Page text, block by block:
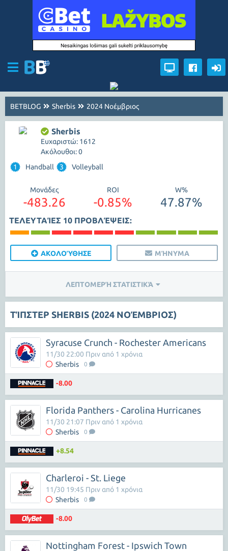
BETBLOG Sherbis 2024 Νοέμβριος
Sherbis
Ευχαριστώ: 1612
Ακόλουθοι: 0
1
Handball 3 Volleyball
Μονάδες
-483.26
ROI
-0.85%
W%
47.87%
ΤΕΛΕΥΤΑΊΕΣ 10 ΠΡΟΒΛΈΨΕΙΣ:
ΑΚΟΛΟΎΘΗΣΕ ΜΉΝΥΜΑ
ΛΕΠΤΟΜΕΡΉ ΣΤΑΤΙΣΤΙΚΆ
ΤΊΠΣΤΕΡ SHERBIS (2024 ΝΟΈΜΒΡΙΟΣ)
Syracuse Crunch - Rochester Americans
Sherbis 0
11/30 22:00 Πριν από 1 χρόνια
-8.00
Florida Panthers - Carolina Hurricanes
Sherbis 0
11/30 21:07 Πριν από 1 χρόνια
+8.54
Charleroi - St. Liege
Sherbis 0
11/30 19:45 Πριν από 1 χρόνια
-8.00
Nottingham Forest - Ipswich Town